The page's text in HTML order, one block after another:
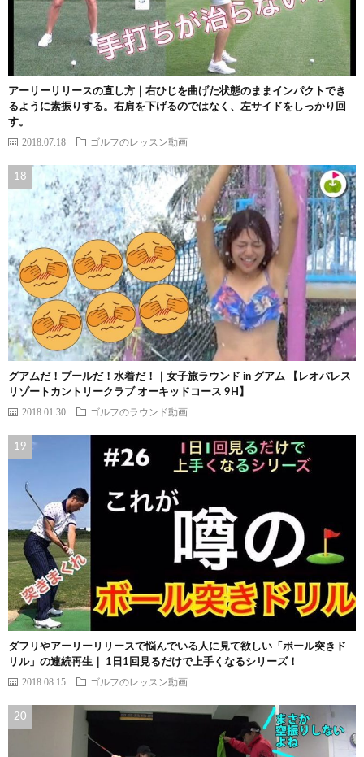
アーリーリリースの直し方｜右ひじを曲げた状態のままインパクトでき
るように素振りする。右肩を下げるのではなく、左サイドをしっかり回
す。
2018.07.18 ゴルフのレッスン動画
グアムだ！プールだ！水着だ！｜女子旅ラウンド in グアム 【レオパレス
リゾートカントリークラブ オーキッドコース 9H】
2018.01.30 ゴルフのラウンド動画
ダフリやアーリーリリースで悩んでいる人に見て欲しい「ボール突きド
リル」の連続再生｜ 1日1回見るだけで上手くなるシリーズ！
2018.08.15 ゴルフのレッスン動画